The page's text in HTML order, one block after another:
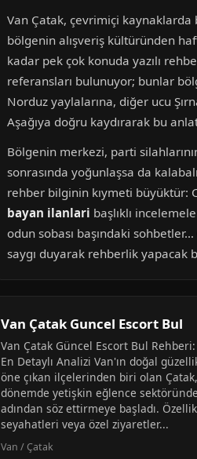
Van Çatak, çevrimiçi kaynaklarda
bölgenin alışveriş kültüründen
kadar pek çok konuda yazılı
referansları bulunuyor; bunlar
Norduz yaylalarına, diğer ucu
Aşağıya doğru kaydırarak bu
Bölgenin merkezi, parti
sonrasında yoğunlaşsa da
rehber bilginin kıymeti büyüktür:
bayan ilanlari başlıklı
odun sobası başındaki
saygı duyarak rehberlik yapacak
Van Çatak Guncel Escort Bul
Van Çatak Güncel Escort Bul
En Detaylı Analizi Van'ın doğal
öne çıkan ilçelerinden biri olan
dönemde yetişkin eğlence
adından söz ettirmeye başladı.
seyahatleri veya özel ziyaretler...
Van / Çatak